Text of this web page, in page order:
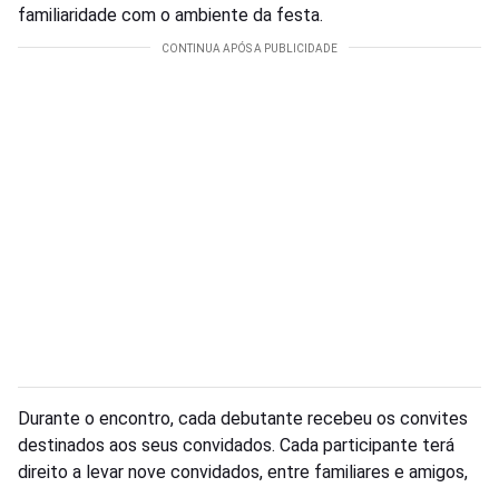
familiaridade com o ambiente da festa.
Durante o encontro, cada debutante recebeu os convites
destinados aos seus convidados. Cada participante terá
direito a levar nove convidados, entre familiares e amigos,